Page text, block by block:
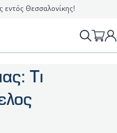
εντός Θεσσαλονίκης!
info@astoriasafetystores.gr
Τι